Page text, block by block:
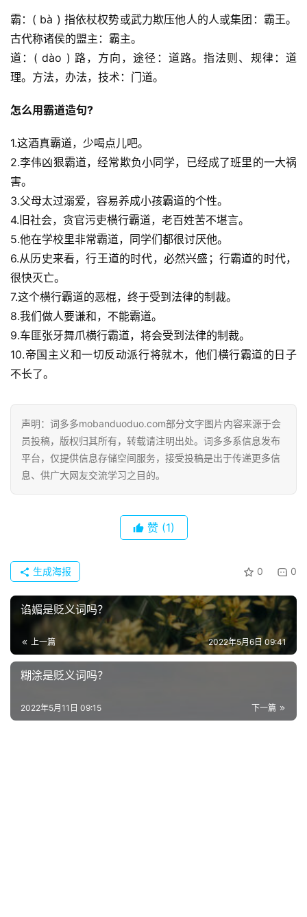
霸：( bà ) 指依杖权势或武力欺压他人的人或集团：霸王。
古代称诸侯的盟主：霸主。
道：( dào ) 路，方向，途径：道路。指法则、规律：道
理。方法，办法，技术：门道。
怎么用霸道造句?
1.这酒真霸道，少喝点儿吧。
2.李伟凶狠霸道，经常欺负小同学，已经成了班里的一大祸
害。
3.父母太过溺爱，容易养成小孩霸道的个性。
4.旧社会，贪官污吏横行霸道，老百姓苦不堪言。
5.他在学校里非常霸道，同学们都很讨厌他。
6.从历史来看，行王道的时代，必然兴盛；行霸道的时代，
很快灭亡。
7.这个横行霸道的恶棍，终于受到法律的制裁。
8.我们做人要谦和，不能霸道。
9.车匪张牙舞爪横行霸道，将会受到法律的制裁。
10.帝国主义和一切反动派行将就木，他们横行霸道的日子
不长了。
声明：词多多mobanduoduo.com部分文字图片内容来源于会
员投稿，版权归其所有，转载请注明出处。词多多系信息发布
平台，仅提供信息存储空间服务，接受投稿是出于传递更多信
息、供广大网友交流学习之目的。
赞 (1)
0 0
生成海报
谄媚是贬义词吗？
上一篇 2022年5月6日 09:41
糊涂是贬义词吗？
下一篇
2022年5月11日 09:15